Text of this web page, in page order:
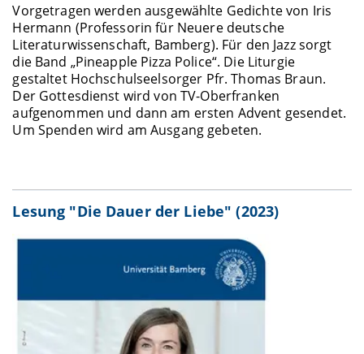
Vorgetragen werden ausgewählte Gedichte von Iris
Hermann (Professorin für Neuere deutsche
Literaturwissenschaft, Bamberg). Für den Jazz sorgt
die Band „Pineapple Pizza Police“. Die Liturgie
gestaltet Hochschulseelsorger Pfr. Thomas Braun.
Der Gottesdienst wird von TV-Oberfranken
aufgenommen und dann am ersten Advent gesendet.
Um Spenden wird am Ausgang gebeten.
Lesung "Die Dauer der Liebe" (2023)